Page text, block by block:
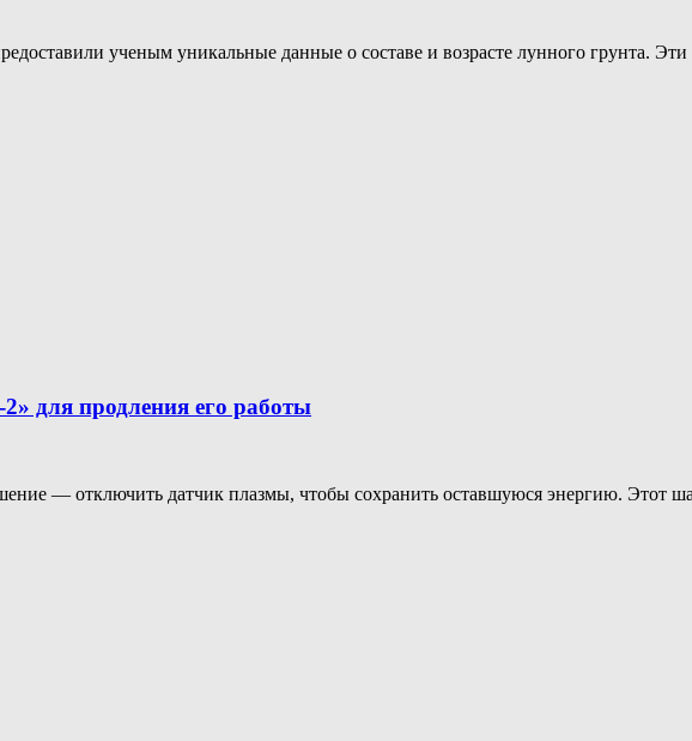
ученым уникальные данные о составе и возрасте лунного грунта. Эти
для продления его работы
— отключить датчик плазмы, чтобы сохранить оставшуюся энергию. Этот